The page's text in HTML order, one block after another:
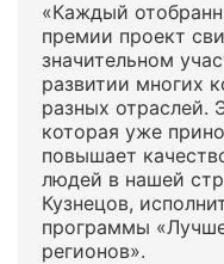
«Каждый
премии проект
значительном
развитии многих
разных отраслей.
которая уже
повышает
людей в нашей
Кузнецов,
программы
регионов».